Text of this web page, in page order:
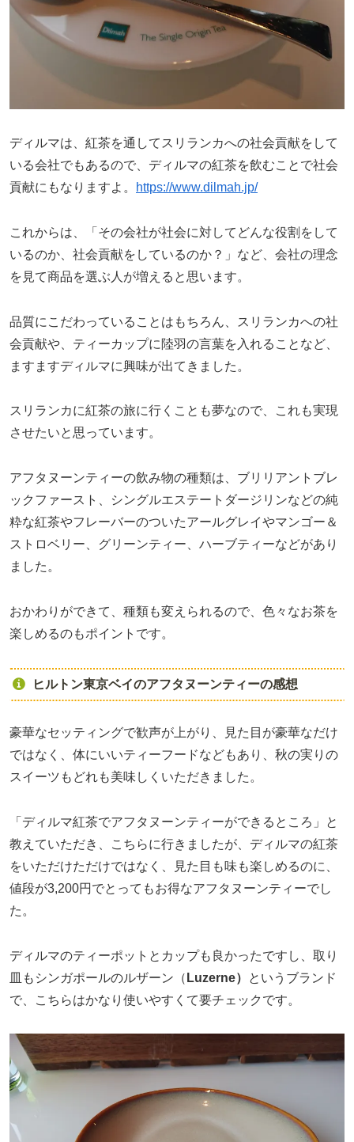
ディルマは、紅茶を通してスリランカへの社会貢献をして
いる会社でもあるので、ディルマの紅茶を飲むことで社会
貢献にもなりますよ。
https://www.dilmah.jp/
これからは、「その会社が社会に対してどんな役割をして
いるのか、社会貢献をしているのか？」など、会社の理念
を見て商品を選ぶ人が増えると思います。
品質にこだわっていることはもちろん、スリランカへの社
会貢献や、ティーカップに陸羽の言葉を入れることなど、
ますますディルマに興味が出てきました。
スリランカに紅茶の旅に行くことも夢なので、これも実現
させたいと思っています。
アフタヌーンティーの飲み物の種類は、ブリリアントブレ
ックファースト、シングルエステートダージリンなどの純
粋な紅茶やフレーバーのついたアールグレイやマンゴー＆
ストロベリー、グリーンティー、ハーブティーなどがあり
ました。
おかわりができて、種類も変えられるので、色々なお茶を
楽しめるのもポイントです。
ヒルトン東京ベイのアフタヌーンティーの感想
豪華なセッティングで歓声が上がり、見た目が豪華なだけ
ではなく、体にいいティーフードなどもあり、秋の実りの
スイーツもどれも美味しくいただきました。
「ディルマ紅茶でアフタヌーンティーができるところ」と
教えていただき、こちらに行きましたが、ディルマの紅茶
をいただけただけではなく、見た目も味も楽しめるのに、
値段が3,200円でとってもお得なアフタヌーンティーでし
た。
ディルマのティーポットとカップも良かったですし、取り
皿もシンガポールのルザーン（ Luzerne）
というブランド
で、こちらはかなり使いやすくて要チェックです。